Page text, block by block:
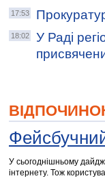
17:53
18:02
У Раді
У сьогоднішньому
інтернету. Тож